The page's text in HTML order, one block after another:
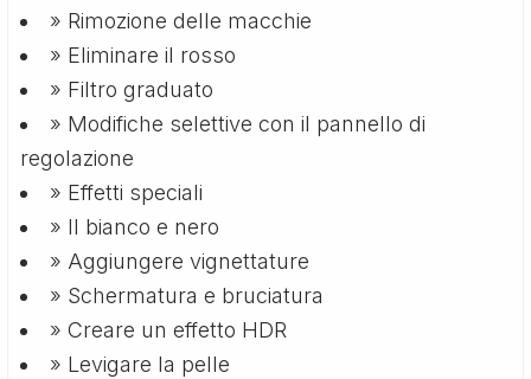
» Rimozione delle macchie
» Eliminare il rosso
» Filtro graduato
» Modifiche selettive con il pannello di
regolazione
» Effetti speciali
» Il bianco e nero
» Aggiungere vignettature
» Schermatura e bruciatura
» Creare un effetto HDR
» Levigare la pelle